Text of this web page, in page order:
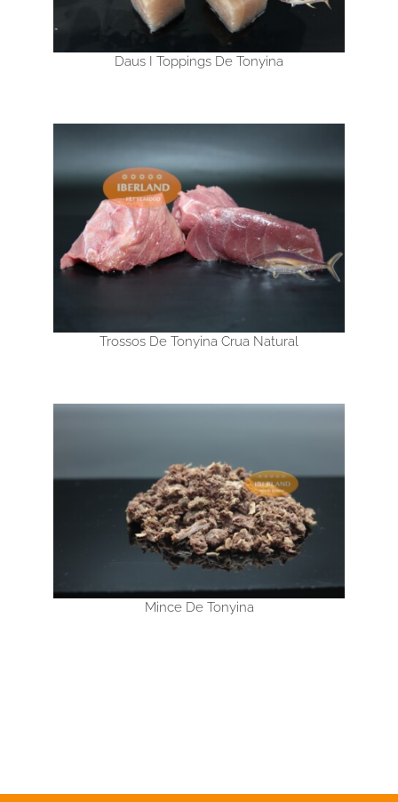
Daus I Toppings De Tonyina
Trossos De Tonyina Crua Natural
Mince De Tonyina